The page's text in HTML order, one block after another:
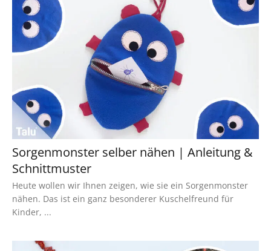
Sorgenmonster selber nähen | Anleitung &
Schnittmuster
Heute wollen wir Ihnen zeigen, wie sie ein Sorgenmonster
nähen. Das ist ein ganz besonderer Kuschelfreund für
Kinder, ...